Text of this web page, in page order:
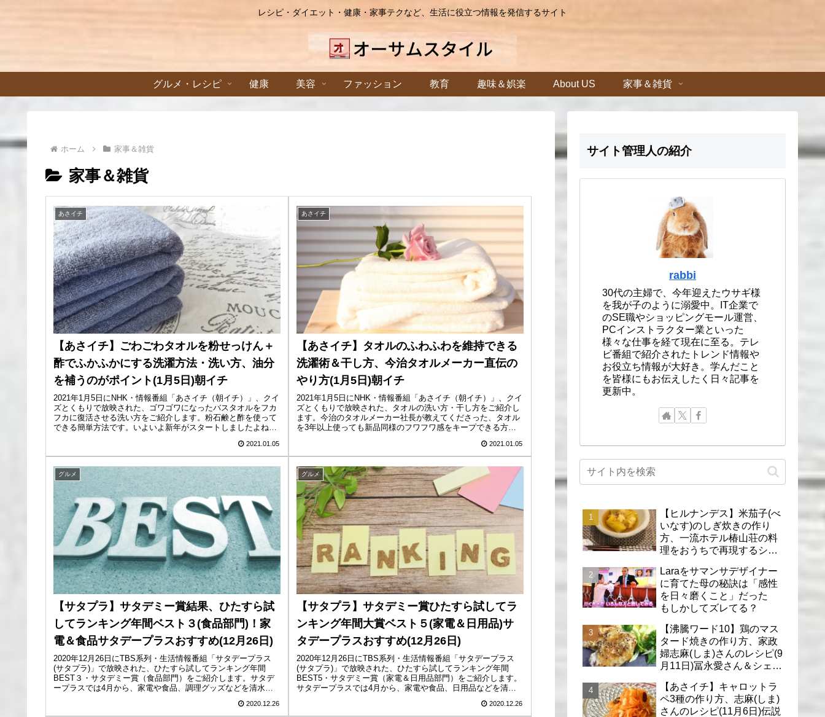
レシピ・ダイエット・健康・家事テクなど、生活に役立つ情報を発信するサイト
グルメ・レシピ 健康 美容 ファッション 教育 趣味＆娯楽 About US 家事＆雑貨
ホーム 家事＆雑貨
家事＆雑貨
あさイチ
【あさイチ】ごわごわタオルを粉せっけん＋
酢でふかふかにする洗濯方法・洗い方、油分
を補うのがポイント(1月5日)朝イチ
2021年1月5日にNHK・情報番組「あさイチ（朝イチ）」、クイ
ズとくもりで放映された、ゴワゴワになったバスタオルをフカ
フカに復活させる洗い方をご紹介します。粉石鹸と酢を使って
できる簡単方法です。いよいよ新年がスタートしましたよね！
2021.01.05
あさイチ
【あさイチ】タオルのふわふわを維持できる
洗濯術＆干し方、今治タオルメーカー直伝の
やり方(1月5日)朝イチ
2021年1月5日にNHK・情報番組「あさイチ（朝イチ）」、クイ
ズとくもりで放映された、タオルの洗い方・干し方をご紹介し
ます。今治のタオルメーカー社長が教えてくださった、タオル
を3年以上使っても新品同様のフワフワ感をキープできる方法
2021.01.05
グルメ
【サタプラ】サタデミー賞結果、ひたすら試
してランキング年間ベスト３(食品部門)！家
電＆食品サタデープラスおすすめ(12月26日)
2020年12月26日にTBS系列・生活情報番組「サタデープラス
(サタプラ)」で放映された、ひたすら試してランキング年間
BEST３・サタデミー賞（食品部門）をご紹介します。サタデ
ープラスでは4月から、家電や食品、調理グッズなどを清水ア
2020.12.26
グルメ
【サタプラ】サタデミー賞ひたすら試してラ
ンキング年間大賞ベスト５(家電＆日用品)サ
タデープラスおすすめ(12月26日)
2020年12月26日にTBS系列・生活情報番組「サタデープラス
(サタプラ)」で放映された、ひたすら試してランキング年間
BEST5・サタデミー賞（家電＆日用品部門）をご紹介します。
サタデープラスでは4月から、家電や食品、日用品などを清水
2020.12.26
サイト管理人の紹介
rabbi
30代の主婦で、今年迎えたウサギ様
を我が子のように溺愛中。IT企業で
のSE職やショッピングモール運営、
PCインストラクター業といった
様々な仕事を経て現在に至る。テレ
ビ番組で紹介されたトレンド情報や
お役立ち情報が大好き。学んだこと
を皆様にもお伝えしたく日々記事を
更新中。
【ヒルナンデス】米茄子(べ
いなす)のしぎ炊きの作り
方、一流ホテル椿山荘の料
理をおうちで再現するシェ
Laraをサマンサデザイナー
に育てた母の秘訣は「感性
を日々磨くこと」だった
もしかしてズレてる？
【沸騰ワード10】鶏のマス
タード焼きの作り方、家政
婦志麻(しま)さんのレシピ(9
月11日)冨永愛さん＆シェリ
【あさイチ】キャロットラ
ペ3種の作り方、志麻(しま)
さんのレシピ(11月6日)伝説